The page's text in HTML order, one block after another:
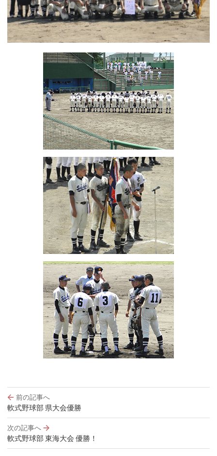
投
稿
ナ
ビ
ゲ
ー
前の記事へ
軟式野球部 県大会優勝
次の記事へ
軟式野球部 東海大会 優勝！